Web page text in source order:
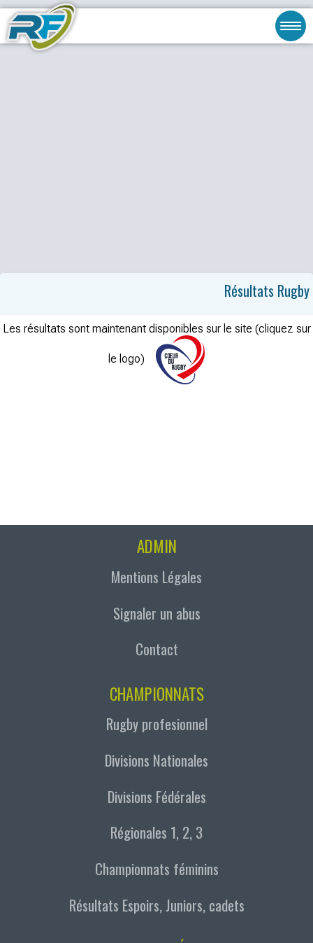
Résultats Rugby
Les résultats sont maintenant disponibles sur le site (cliquez sur
le logo)
ADMIN
Mentions Légales
Signaler un abus
Contact
CHAMPIONNATS
Rugby profesionnel
Divisions Nationales
Divisions Fédérales
Régionales 1, 2, 3
Championnats féminins
Résultats Espoirs, Juniors, cadets